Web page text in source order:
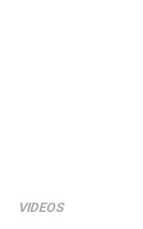
VIDEOS